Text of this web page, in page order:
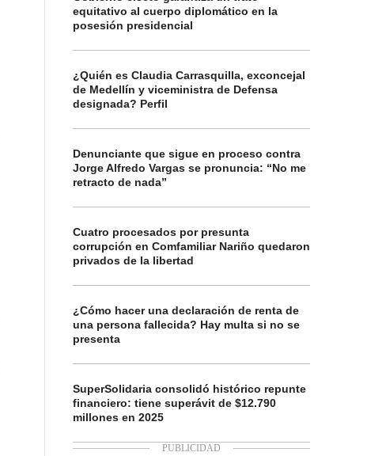
equitativo al cuerpo diplomático en la
posesión presidencial
¿Quién es Claudia Carrasquilla, exconcejal
de Medellín y viceministra de Defensa
designada? Perfil
Denunciante que sigue en proceso contra
Jorge Alfredo Vargas se pronuncia: “No me
retracto de nada”
Cuatro procesados por presunta
corrupción en Comfamiliar Nariño quedaron
privados de la libertad
¿Cómo hacer una declaración de renta de
una persona fallecida? Hay multa si no se
presenta
SuperSolidaria consolidó histórico repunte
financiero: tiene superávit de $12.790
millones en 2025